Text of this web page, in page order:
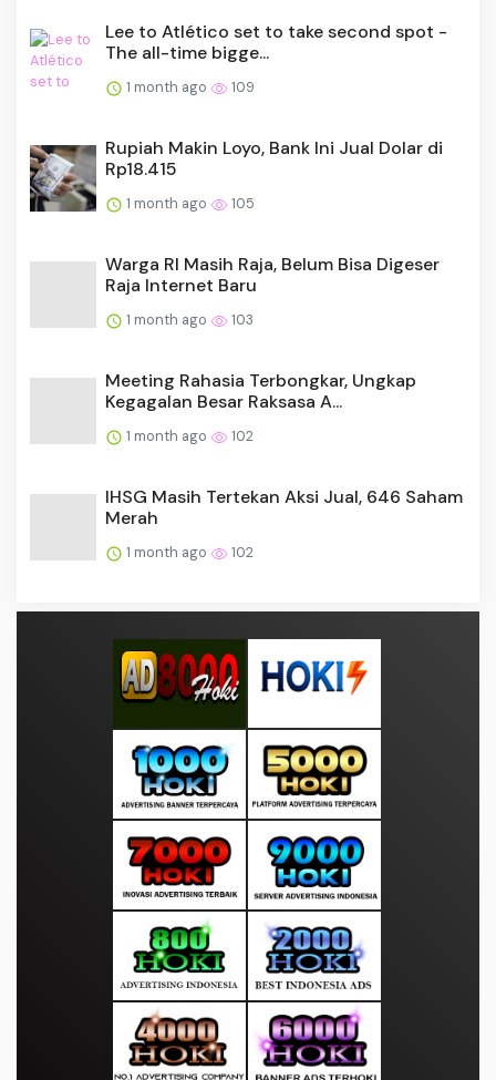
Lee to Atlético set to take second spot -
The all-time bigge...
1 month ago 109
Rupiah Makin Loyo, Bank Ini Jual Dolar di
Rp18.415
1 month ago 105
Warga RI Masih Raja, Belum Bisa Digeser
Raja Internet Baru
1 month ago 103
Meeting Rahasia Terbongkar, Ungkap
Kegagalan Besar Raksasa A...
1 month ago 102
IHSG Masih Tertekan Aksi Jual, 646 Saham
Merah
1 month ago 102